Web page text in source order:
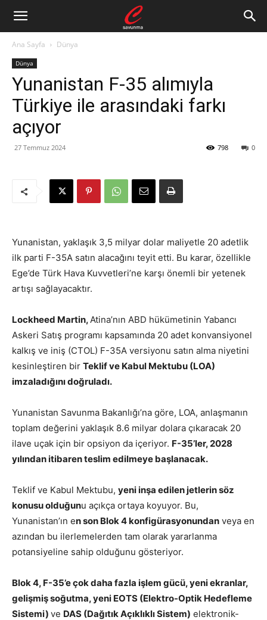
Ana Sayfa Dünya
Dünya
Yunanistan F-35 alımıyla
Türkiye ile arasındaki farkı
açıyor
27 Temmuz 2024 0
798
Yunanistan, yaklaşık 3,5 milyar dolar maliyetle 20 adetlik
ilk parti F-35A satın alacağını teyit etti. Bu karar, özellikle
Ege’de Türk Hava Kuvvetleri’ne karşı önemli bir yetenek
artışı sağlayacaktır.
Lockheed Martin,Atina’nın ABD hükümetinin Yabancı
Askeri Satış programı kapsamında 20 adet konvansiyonel
kalkış ve iniş (CTOL) F-35A versiyonu satın alma niyetini
kesinleştiren bir Teklif ve Kabul Mektubu (LOA)
imzaladığını doğruladı.
Yunanistan Savunma Bakanlığı’na göre, LOA, anlaşmanın
toplam değerini yaklaşık 8.6 milyar dolara çıkaracak 20
ilave uçak için bir opsiyon da içeriyor. F-35’ler, 2028
yılından itibaren teslim edilmeye başlanacak.
Teklif ve Kabul Mektubu, yeni inşa edilen jetlerin söz
konusu olduğunu açıkça ortaya koyuyor. Bu,
Yunanistan’ın en son Blok 4 konfigürasyonundan veya en
azından bu ilerlemelerden tam olarak yararlanma
potansiyeline sahip olduğunu gösteriyor.
Blok 4, F-35’e çok daha fazla işlem gücü, yeni ekranlar,
gelişmiş soğutma, yeni EOTS (Elektro-Optik Hedefleme
Sistemi) ve DAS (Dağıtık Açıklıklı Sistem) elektronik-